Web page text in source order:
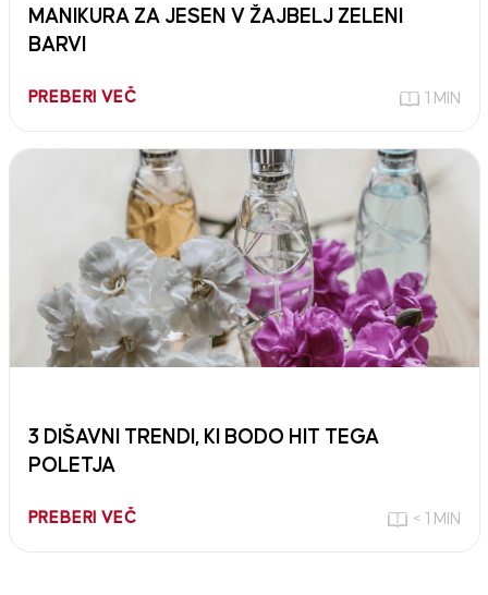
MANIKURA ZA JESEN V ŽAJBELJ ZELENI
BARVI
PREBERI VEČ 1 MIN
3 DIŠAVNI TRENDI, KI BODO HIT TEGA
POLETJA
PREBERI VEČ < 1 MIN